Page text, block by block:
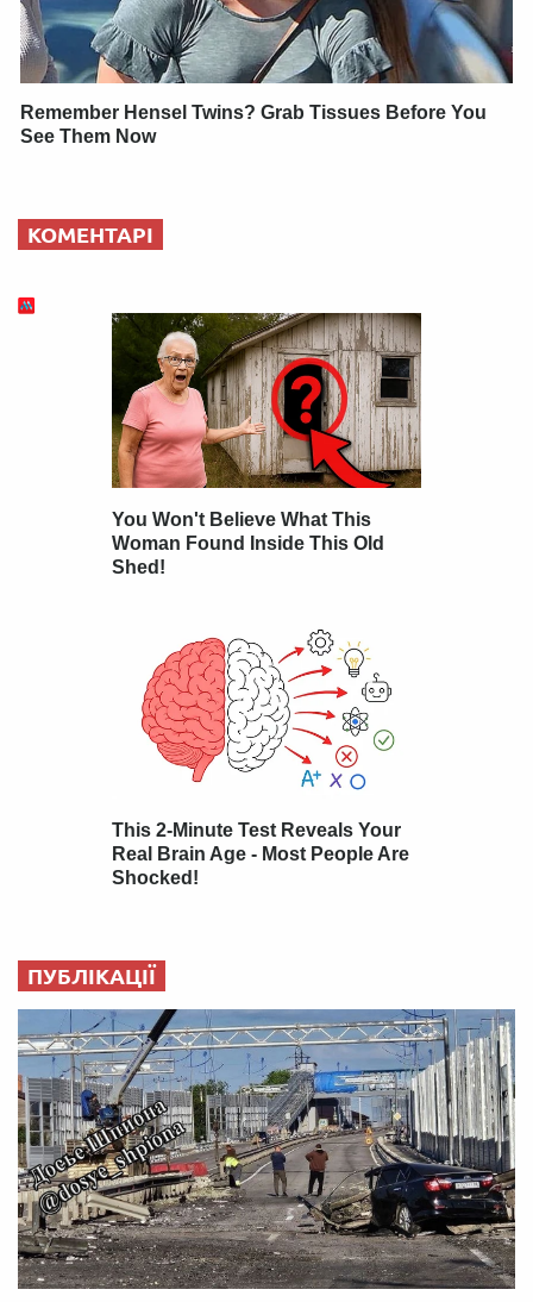
Remember Hensel Twins? Grab Tissues Before You
See Them Now
КОМЕНТАРІ
ПУБЛІКАЦІЇ